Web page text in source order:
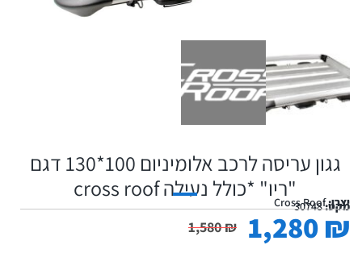
גגון עריסה לרכב אלומיניום 100*130 דגם
"ריו" *כולל נעילה cross roof
יצרן:Cross Roofמקט:30748
1,580₪ 1,280₪